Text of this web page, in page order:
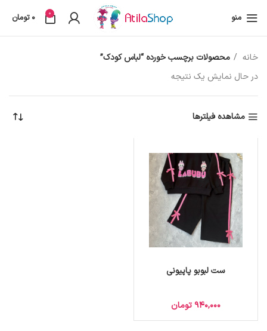
منو 0
0 تومان
خانه
محصولات برچسب خورده “لباس کودک”
در حال نمایش یک نتیجه
مشاهده فیلترها
ست لبوبو پاپیونی
940,000 تومان